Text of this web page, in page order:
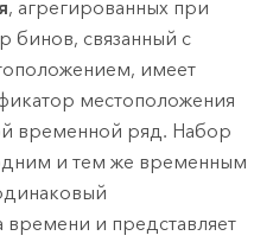
, агрегированных при
бинов, связанный с
имеет
местоположения
временной ряд. Набор
и тем же временным
и представляет